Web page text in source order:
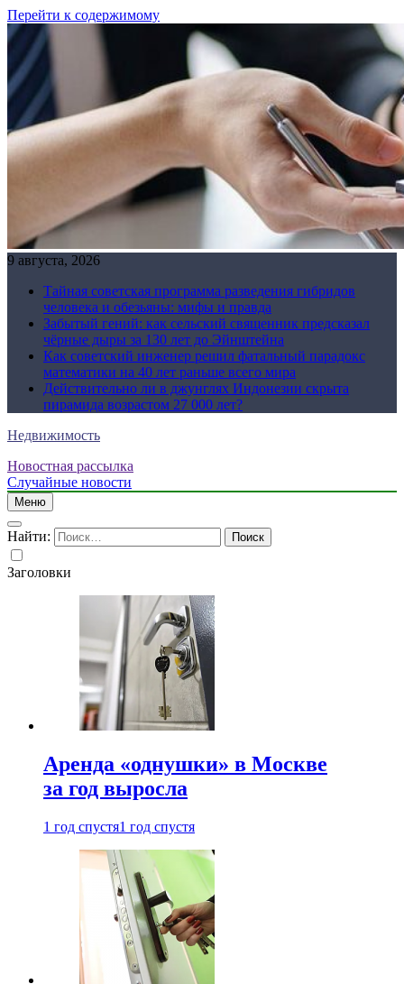
Перейти к содержимому
9 августа, 2026
Тайная советская программа разведения гибридов
человека и обезьяны: мифы и правда
Забытый гений: как сельский священник предсказал
чёрные дыры за 130 лет до Эйнштейна
Как советский инженер решил фатальный парадокс
математики на 40 лет раньше всего мира
Действительно ли в джунглях Индонезии скрыта
пирамида возрастом 27 000 лет?
Недвижимость
Новостная рассылка
Случайные новости
Меню
Найти:
Заголовки
Аренда «однушки» в Москве
за год выросла
1 год спустя1 год спустя